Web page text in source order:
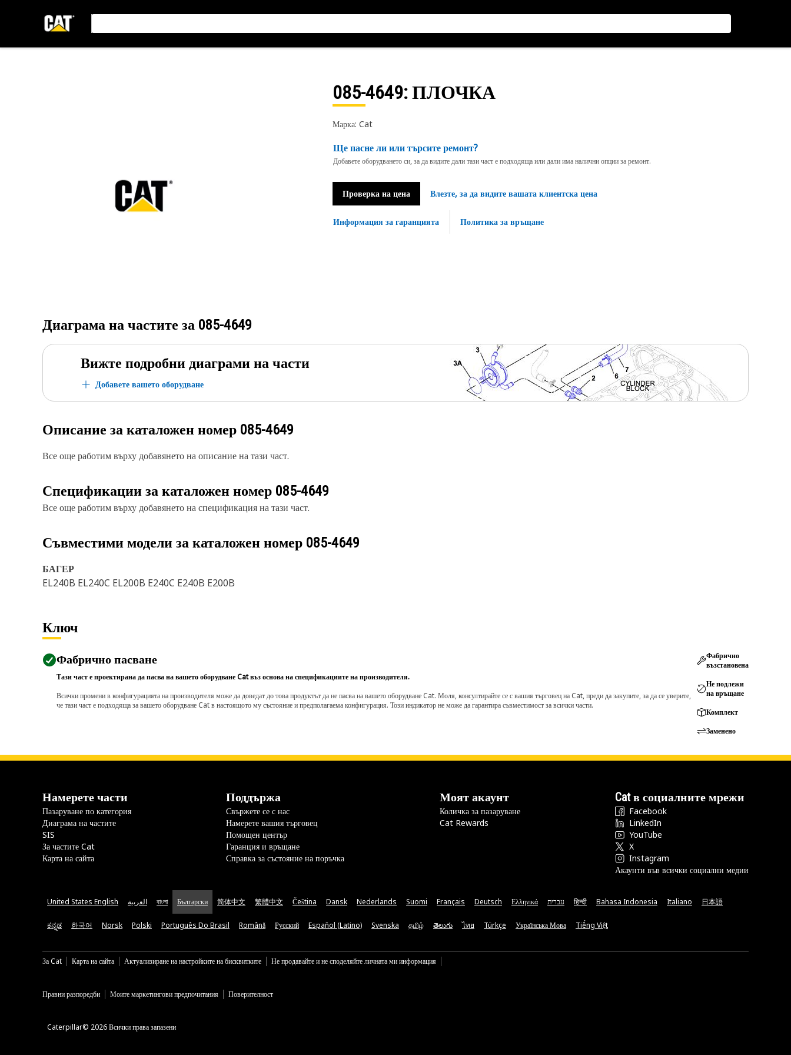
085-4649: ПЛОЧКА
Марка: Cat
Ще пасне ли или търсите ремонт?
Добавете оборудването си, за да видите дали тази част е подходяща или дали има налични опции за ремонт.
Проверка на цена Влезте, за да видите вашата клиентска цена
Информация за гаранцията Политика за връщане
Диаграма на частите за 085-4649
Вижте подробни диаграми на части
Добавете вашето оборудване
Описание за каталожен номер 085-4649
Все още работим върху добавянето на описание на тази част.
Спецификации за каталожен номер 085-4649
Все още работим върху добавянето на спецификация на тази част.
Съвместими модели за каталожен номер 085-4649
БАГЕР
EL240B EL240C EL200B E240C E240B E200B
Ключ
Фабрично пасване
Тази част е проектирана да пасва на вашето оборудване Cat въз основа на спецификациите на производителя.
Всички промени в конфигурацията на производителя може да доведат до това продуктът да не пасва на вашето оборудване Cat. Моля, консултирайте се с вашия търговец на Cat, преди да закупите, за да се уверите,
че тази част е подходяща за вашето оборудване Cat в настоящото му състояние и предполагаема конфигурация. Този индикатор не може да гарантира съвместимост за всички части.
Фабрично
възстановена
Не подлежи
на връщане
Комплект
Заменено
Намерете части
Пазаруване по категория
Диаграма на частите
SIS
За частите Cat
Карта на сайта
Поддържа
Свържете се с нас
Намерете вашия търговец
Помощен център
Гаранция и връщане
Справка за състояние на поръчка
Моят акаунт
Количка за пазаруване
Cat Rewards
Cat в социалните мрежи
Facebook
LinkedIn
YouTube
X
Instagram
Акаунти във всички социални медии
United States English العربية বাংলা Български 简体中文 繁體中文 Čeština Dansk Nederlands Suomi Français Deutsch Ελληνικά עברית हिन्दी Bahasa Indonesia Italiano 日本語
ಕನ್ನಡ 한국어 Norsk Polski Português Do Brasil Română Русский Español (Latino) Svenska தமிழ் తెలుగు ไทย Türkçe Українська Мова Tiếng Việt
За Cat Карта на сайта Актуализиране на настройките на бисквитките Не продавайте и не споделяйте личната ми информация
Правни разпоредби Моите маркетингови предпочитания Поверителност
Caterpillar© 2026 Всички права запазени